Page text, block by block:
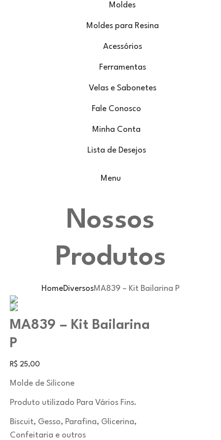
Moldes
Moldes para Resina
Acessórios
Ferramentas
Velas e Sabonetes
Fale Conosco
Minha Conta
Lista de Desejos
Menu
Nossos
Produtos
HomeDiversosMA839 – Kit Bailarina P
MA839 – Kit Bailarina
P
R$ 25,00
Molde de Silicone
Produto utilizado Para Vários Fins.
Biscuit, Gesso, Parafina, Glicerina,
Confeitaria e outros